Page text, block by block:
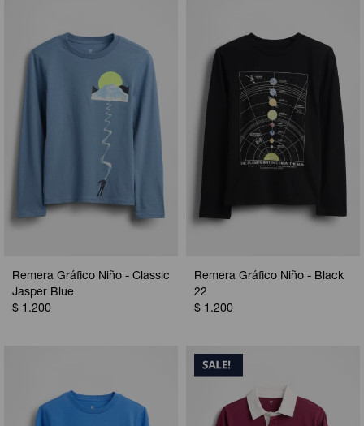
Remera Gráfico Niño - Classic
Jasper Blue
$ 1.200
Remera Gráfico Niño - Black
22
$ 1.200